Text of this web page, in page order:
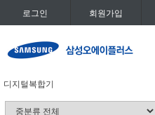
로그인 회원가입
디지털복합기